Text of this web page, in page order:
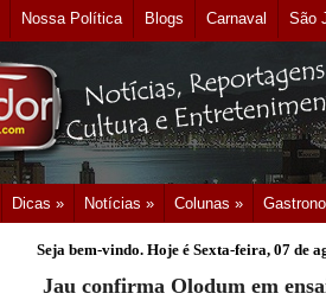
Nossa Política Blogs Carnaval São
Dicas » Notícias » Colunas »
Seja bem-vindo. Hoje é Sexta-feira, 07 de
Jau confirma Olodum em